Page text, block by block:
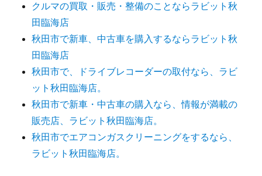
クルマの買取・販売・整備のことならラビット秋
田臨海店
秋田市で新車、中古車を購入するならラビット秋
田臨海店
秋田市で、ドライブレコーダーの取付なら、ラビ
ット秋田臨海店。
秋田市で新車・中古車の購入なら、情報が満載の
販売店、ラビット秋田臨海店。
秋田市でエアコンガスクリーニングをするなら、
ラビット秋田臨海店。